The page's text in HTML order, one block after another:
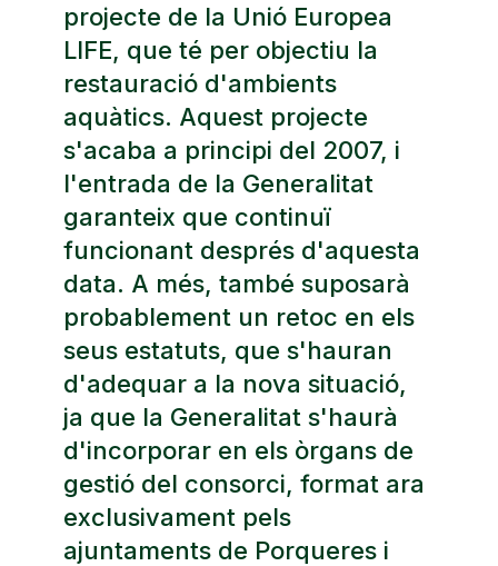
projecte de la Unió Europea
LIFE, que té per objectiu la
restauració d'ambients
aquàtics. Aquest projecte
s'acaba a principi del 2007, i
l'entrada de la Generalitat
garanteix que continuï
funcionant després d'aquesta
data. A més, també suposarà
probablement un retoc en els
seus estatuts, que s'hauran
d'adequar a la nova situació,
ja que la Generalitat s'haurà
d'incorporar en els òrgans de
gestió del consorci, format ara
exclusivament pels
ajuntaments de Porqueres i